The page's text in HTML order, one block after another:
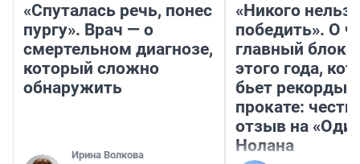
«Спуталась речь, понес
пургу». Врач — о
смертельном диагнозе,
который сложно
обнаружить
Ирина Волкова
«Никого нельзя
победить». О
главный
этого года,
бьет рекорды в
прокате:
отзыв на
Нолана